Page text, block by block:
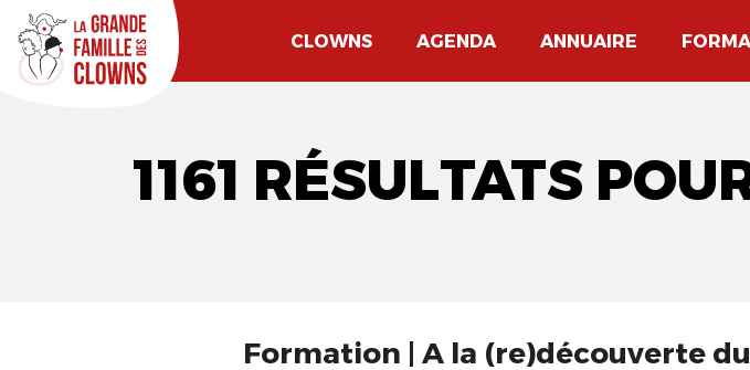
CLOWNS AGENDA ANNUAIRE
1161 RÉSULTATS
Formation | A la (re)découverte